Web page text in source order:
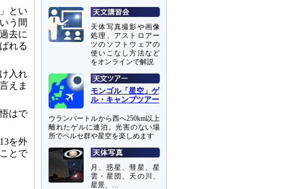
とい
う間
去に
れる
入れ
えま
はで
を外
とで
天体写真撮影や画像
処理、アストロアー
ツのソフトウェアの
使いこなし方法など
をオンラインで解説
モンゴル「星空」ゲ
ル・キャンプツアー
ウランバートルから西へ250km以上
離れたゲルに連泊。光害のない場
所でペルセ群や星空を楽しめます
月、惑星、彗星、星
雲・星団、天の川、
星景、…